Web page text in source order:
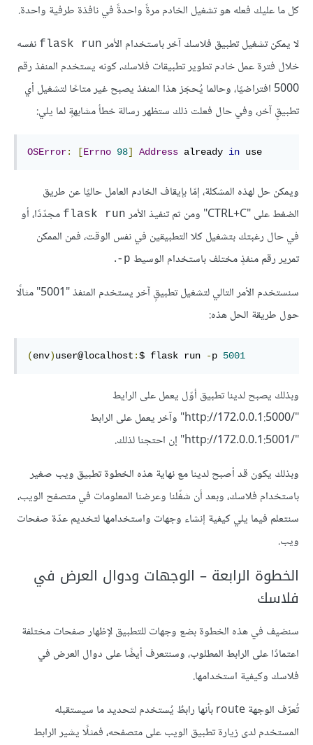
كل ما عليك فعله هو تشغيل الخادم مرةً واحدةً في نافذة طرفية واحدة.
لا يمكن تشغيل تطبيق فلاسك آخر باستخدام الأمر flask run نفسه
خلال فترة عمل خادم تطوير تطبيقات فلاسك، كونه يستخدم المنفذ رقم
5000 افتراضيًا، وحالما يُحجَز هذا المنفذ يصبح غير متاحًا لتشغيل أي
تطبيقٍ آخر، وفي حال فعلت ذلك ستظهر رسالة خطأ مشابهةٍ لما يلي:
OSError: [Errno 98] Address already in use
ويمكن حل لهذه المشكلة، إمّا بإيقاف الخادم العامل حاليًا عن طريق
الضغط على "CTRL+C" ومن ثم تنفيذ الأمر
flask run مجدّدًا، أو
في حال رغبتك بتشغيل كلا التطبيقين في نفس الوقت، فمن الممكن
تمرير رقم منفذٍ مختلف باستخدام الوسيط p-
.
سنستخدم الأمر التالي لتشغيل تطبيقٍ آخر يستخدم المنفذ "5001" مثالًا
حول طريقة الحل هذه:
(env)user@localhost :$ flask run -p 5001
وبذلك يصبح لدينا تطبيق أوّل يعمل على الرايط
"/http://172.0.0.1:5000" وآخر يعمل على الرابط
"/http://172.0.0.1:5001" إن احتجنا لذلك.
وبذلك يكون قد أصبح لدينا مع نهاية هذه الخطوة تطبيق ويب صغير
باستخدام فلاسك، وبعد أن شغّلنا وعرضنا المعلومات في متصفح الويب،
سنتعلم فيما يلي كيفية إنشاء وجهات واستخدامها لتخديم عدّة صفحات
ويب.
الخطوة الرابعة – الوجهات ودوال العرض في
فلاسك
سنضيف في هذه الخطوة بضع وجهات للتطبيق لإظهار صفحات مختلفة
اعتمادًا على الرابط المطلوب، وسنتعرف أيضًا على دوال العرض في
فلاسك وكيفية استخدامها.
تُعرّف الوجهة route بأنها رابطٌ يُستخدم لتحديد ما سيستقبله
المستخدم لدى زيارة تطبيق الويب على متصفحه، فمثلًا يشير الرابط